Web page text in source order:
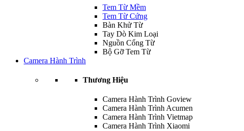
Tem Từ Mềm
Tem Từ Cứng
Bàn Khử Từ
Tay Dò Kim Loại
Nguồn Cổng Từ
Bộ Gỡ Tem Từ
Camera Hành Trình
Thương Hiệu
Camera Hành Trình Goview
Camera Hành Trình Acumen
Camera Hành Trình Vietmap
Camera Hành Trình Xiaomi